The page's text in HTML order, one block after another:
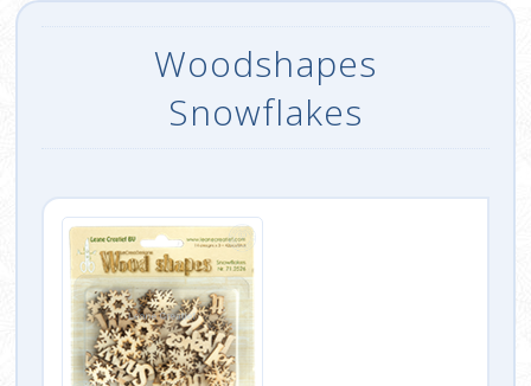
Woodshapes
Snowflakes